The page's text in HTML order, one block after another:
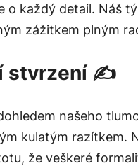
o každý detail. Náš
zážitkem plným
stvrzení✍️
našeho
kulatým
že veškeré